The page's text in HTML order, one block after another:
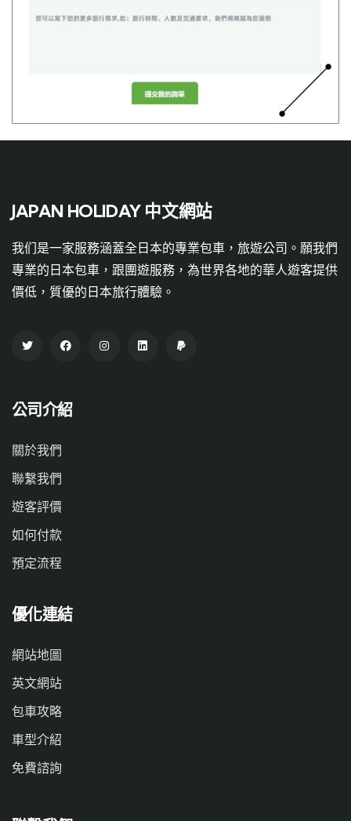
JAPAN HOLIDAY 中文網站
我们是一家服務涵蓋全日本的專業包車，旅遊公司。願我們
專業的日本包車，跟團遊服務，為世界各地的華人遊客提供
價低，質優的日本旅行體驗。
公司介紹
關於我們
聯繫我們
遊客評價
如何付款
預定流程
優化連結
網站地圖
英文網站
包車攻略
車型介紹
免費諮詢